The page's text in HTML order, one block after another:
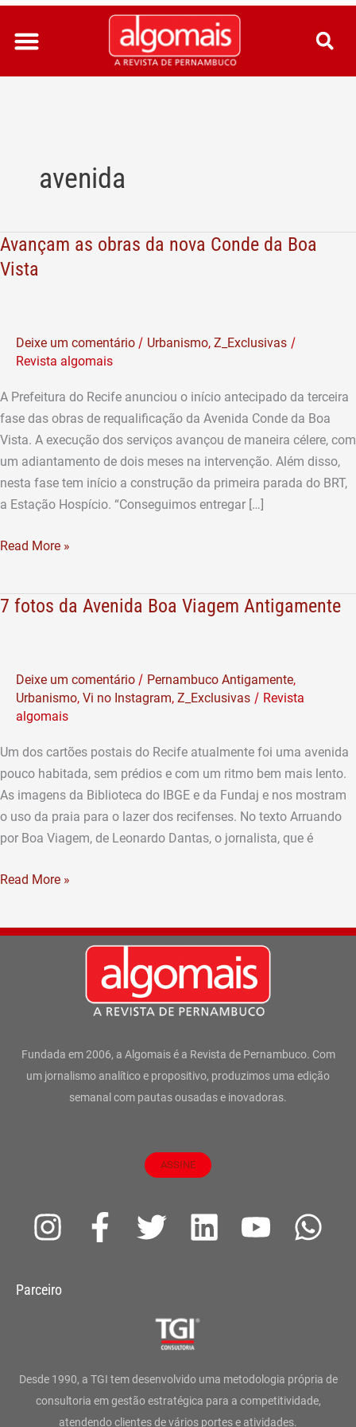
Ir
para
conteúdo
avenida
Avançam as obras da nova Conde da Boa
Vista
Deixe um comentário / Urbanismo, Z_Exclusivas /
Revista algomais
A Prefeitura do Recife anunciou o início antecipado da terceira
fase das obras de requalificação da Avenida Conde da Boa
Vista. A execução dos serviços avançou de maneira célere, com
um adiantamento de dois meses na intervenção. Além disso,
nesta fase tem início a construção da primeira parada do BRT,
a Estação Hospício. “Conseguimos entregar […]
Avançam
as
Conde
Boa
Vista
Read More »
7 fotos da Avenida Boa Viagem Antigamente
Deixe um comentário / Pernambuco Antigamente,
Urbanismo, Vi no Instagram, Z_Exclusivas / Revista
algomais
Um dos cartões postais do Recife atualmente foi uma avenida
pouco habitada, sem prédios e com um ritmo bem mais lento.
As imagens da Biblioteca do IBGE e da Fundaj e nos mostram
o uso da praia para o lazer dos recifenses. No texto Arruando
por Boa Viagem, de Leonardo Dantas, o jornalista, que é
7
Boa
Viagem
Read More »
Fundada em 2006, a Algomais é a Revista de Pernambuco. Com
um jornalismo analítico e propositivo, produzimos uma edição
semanal com pautas ousadas e inovadoras.
ASSINE
I
s
g
r
F
a
o
o
T
t
e
r
L
d
i
Y
b
e
W
a
p
Parceiro
Desde 1990, a TGI tem desenvolvido uma metodologia própria de
consultoria em gestão estratégica para a competitividade,
atendendo clientes de vários portes e atividades.